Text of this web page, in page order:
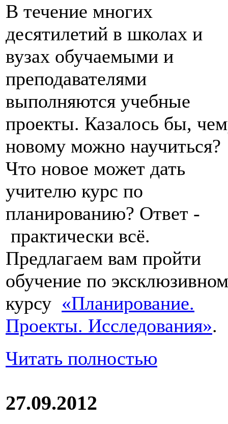
В течение многих
десятилетий в школах и
вузах обучаемыми и
преподавателями
выполняются учебные
проекты. Казалось бы,
новому можно научиться?
Что новое может дать
учителю курс по
планированию? Ответ -
практически всё.
Предлагаем вам пройти
обучение по
курсу «Планирование.
Проекты. Исследования».
Читать полностью
27.09.2012